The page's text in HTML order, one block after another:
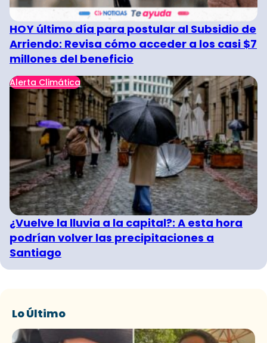
HOY último día para postular al Subsidio de
Arriendo: Revisa cómo acceder a los casi $7
millones del beneficio
Alerta Climática
¿Vuelve la lluvia a la capital?: A esta hora
podrían volver las precipitaciones a
Santiago
Lo Último